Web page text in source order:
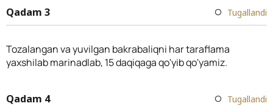
Qadam 3 Tugallandi
Tozalangan va yuvilgan bakrabaliqni har taraflama
yaxshilab marinadlab, 15 daqiqaga qo'yib qo'yamiz.
Qadam 4 Tugallandi